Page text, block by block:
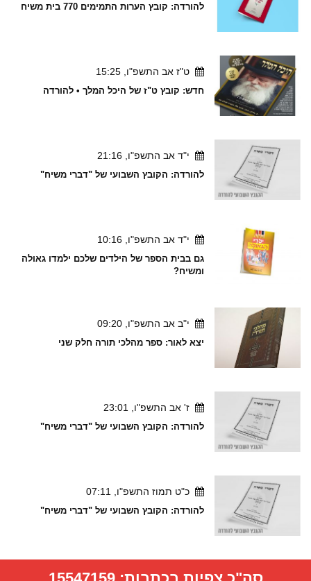
להורדה: קובץ הערות התמימים 770 בית משיח
ט"ז אב התשפ"ו, 15:25
חדש: קובץ ט"ז של היכל המלך • להורדה
י"ד אב התשפ"ו, 21:16
להורדה: הקובץ השבועי של "דברי משיח"
י"ד אב התשפ"ו, 10:16
גם בבית הספר של הילדים שלכם ילמדו גאולה
ומשיח?
י"ב אב התשפ"ו, 09:20
יצא לאור: ספר מהלכי תורה חלק שני
ז' אב התשפ"ו, 23:01
להורדה: הקובץ השבועי של "דברי משיח"
כ"ט תמוז התשפ"ו, 07:11
להורדה: הקובץ השבועי של "דברי משיח"